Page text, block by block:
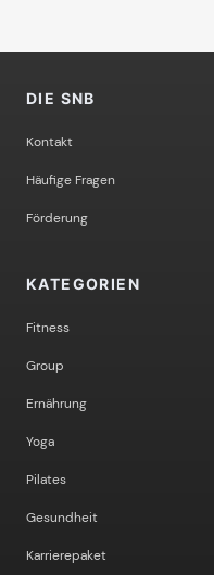
DIE SNB
Kontakt
Häufige Fragen
Förderung
KATEGORIEN
Fitness
Group
Ernährung
Yoga
Pilates
Gesundheit
Karrierepaket